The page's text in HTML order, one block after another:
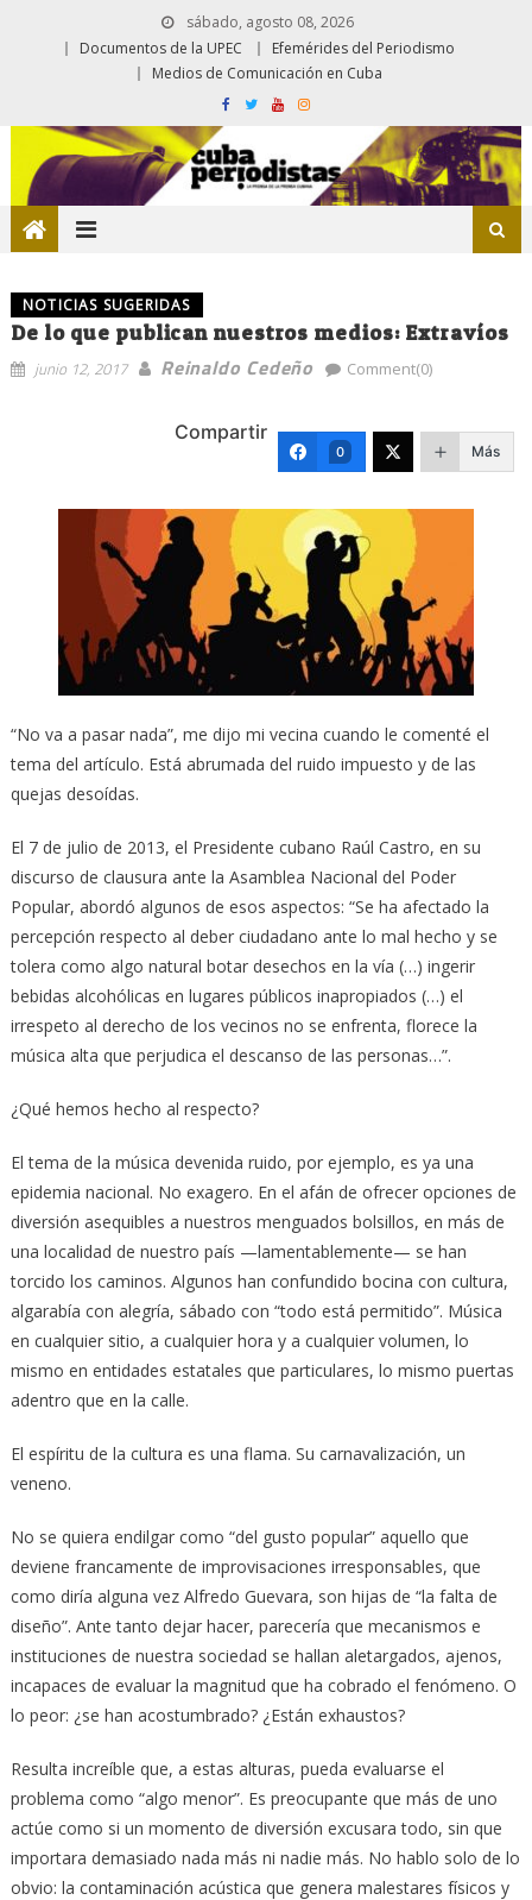
sábado, agosto 08, 2026
Documentos de la UPEC
Efemérides del Periodismo
Medios de Comunicación en Cuba
NOTICIAS SUGERIDAS
De lo que publican nuestros medios: Extravíos
junio 12, 2017 Reinaldo Cedeño Comment(0)
Compartir
0 Más
“No va a pasar nada”, me dijo mi vecina cuando le comenté el
tema del artículo. Está abrumada del ruido impuesto y de las
quejas desoídas.
El 7 de julio de 2013, el Presidente cubano Raúl Castro, en su
discurso de clausura ante la Asamblea Nacional del Poder
Popular, abordó algunos de esos aspectos: “Se ha afectado la
percepción respecto al deber ciudadano ante lo mal hecho y se
tolera como algo natural botar desechos en la vía (…) ingerir
bebidas alcohólicas en lugares públicos inapropiados (…) el
irrespeto al derecho de los vecinos no se enfrenta, florece la
música alta que perjudica el descanso de las personas…”.
¿Qué hemos hecho al respecto?
El tema de la música devenida ruido, por ejemplo, es ya una
epidemia nacional. No exagero. En el afán de ofrecer opciones de
diversión asequibles a nuestros menguados bolsillos, en más de
una localidad de nuestro país —lamentablemente— se han
torcido los caminos. Algunos han confundido bocina con cultura,
algarabía con alegría, sábado con “todo está permitido”. Música
en cualquier sitio, a cualquier hora y a cualquier volumen, lo
mismo en entidades estatales que particulares, lo mismo puertas
adentro que en la calle.
El espíritu de la cultura es una flama. Su carnavalización, un
veneno.
No se quiera endilgar como “del gusto popular” aquello que
deviene francamente de improvisaciones irresponsables, que
como diría alguna vez Alfredo Guevara, son hijas de “la falta de
diseño”. Ante tanto dejar hacer, parecería que mecanismos e
instituciones de nuestra sociedad se hallan aletargados, ajenos,
incapaces de evaluar la magnitud que ha cobrado el fenómeno. O
lo peor: ¿se han acostumbrado? ¿Están exhaustos?
Resulta increíble que, a estas alturas, pueda evaluarse el
problema como “algo menor”. Es preocupante que más de uno
actúe como si un momento de diversión excusara todo, sin que
importara demasiado nada más ni nadie más. No hablo solo de lo
obvio: la contaminación acústica que genera malestares físicos y